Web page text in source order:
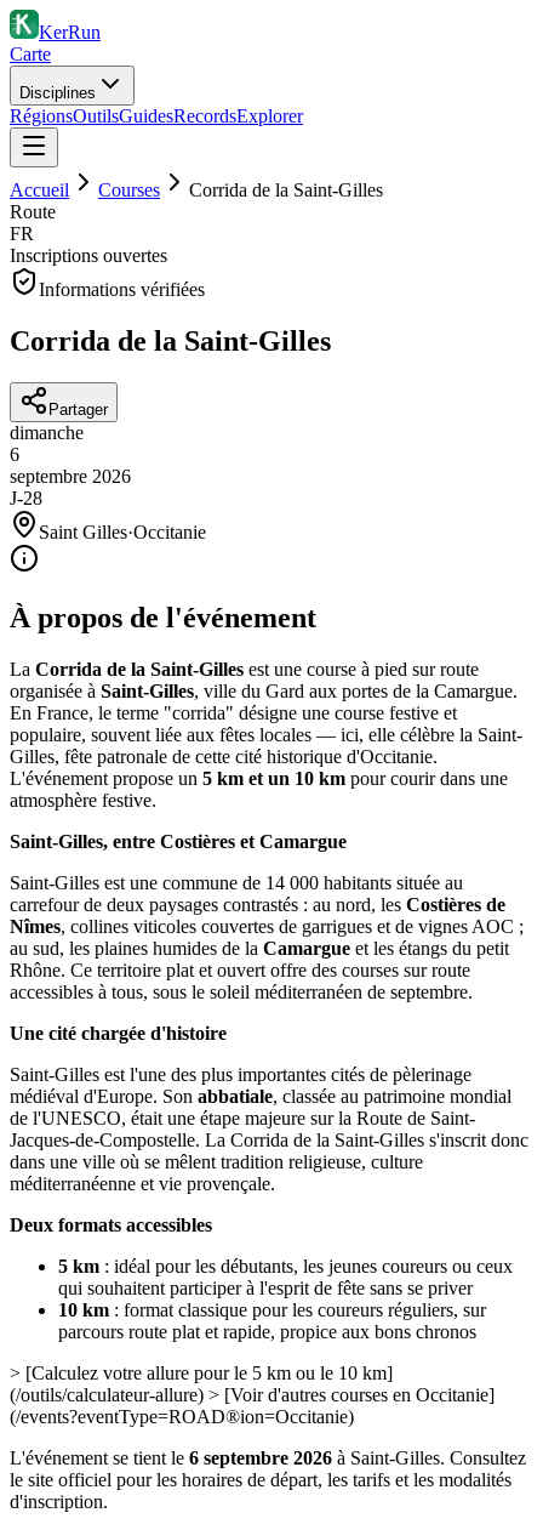
KerRun
Carte
Disciplines
RégionsOutilsGuidesRecordsExplorer
Accueil Courses
Corrida de la Saint-Gilles
Route
FR
Inscriptions ouvertes
Informations vérifiées
Corrida de la Saint-Gilles
Partager
dimanche
6
septembre 2026
J-28
Saint Gilles·Occitanie
À propos de l'événement
La Corrida de la Saint-Gilles est une course à pied sur route
organisée à Saint-Gilles, ville du Gard aux portes de la Camargue.
En France, le terme "corrida" désigne une course festive et
populaire, souvent liée aux fêtes locales — ici, elle célèbre la Saint-
Gilles, fête patronale de cette cité historique d'Occitanie.
L'événement propose un 5 km et un 10 km pour courir dans une
atmosphère festive.
Saint-Gilles, entre Costières et Camargue
Saint-Gilles est une commune de 14 000 habitants située au
carrefour de deux paysages contrastés : au nord, les Costières de
Nîmes, collines viticoles couvertes de garrigues et de vignes AOC ;
au sud, les plaines humides de la Camargue et les étangs du petit
Rhône. Ce territoire plat et ouvert offre des courses sur route
accessibles à tous, sous le soleil méditerranéen de septembre.
Une cité chargée d'histoire
Saint-Gilles est l'une des plus importantes cités de pèlerinage
médiéval d'Europe. Son abbatiale, classée au patrimoine mondial
de l'UNESCO, était une étape majeure sur la Route de Saint-
Jacques-de-Compostelle. La Corrida de la Saint-Gilles s'inscrit donc
dans une ville où se mêlent tradition religieuse, culture
méditerranéenne et vie provençale.
Deux formats accessibles
5 km : idéal pour les débutants, les jeunes coureurs ou ceux
qui souhaitent participer à l'esprit de fête sans se priver
10 km : format classique pour les coureurs réguliers, sur
parcours route plat et rapide, propice aux bons chronos
> [Calculez votre allure pour le 5 km ou le 10 km]
(/outils/calculateur-allure) > [Voir d'autres courses en Occitanie]
(/events?eventType=ROAD®ion=Occitanie)
L'événement se tient le 6 septembre 2026 à Saint-Gilles. Consultez
le site officiel pour les horaires de départ, les tarifs et les modalités
d'inscription.